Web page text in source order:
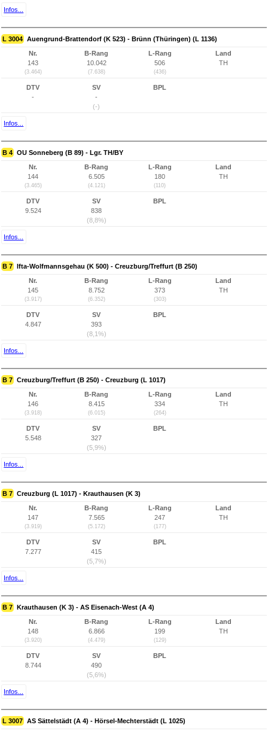
Infos...
L 3004 Auengrund-Brattendorf (K 523) - Brünn (Thüringen) (L 1136)
Nr.
143
(3.464)
B-Rang
10.042
(7.638)
L-Rang
506
(436)
Land
TH
DTV
-
SV
-
(-)
BPL
Infos...
B 4 OU Sonneberg (B 89) - Lgr. TH/BY
Nr.
144
(3.465)
B-Rang
6.505
(4.121)
L-Rang
180
(110)
Land
TH
DTV
9.524
SV
838
(8,8%)
BPL
Infos...
B 7 Ifta-Wolfmannsgehau (K 500) - Creuzburg/Treffurt (B 250)
Nr.
145
(3.917)
B-Rang
8.752
(6.352)
L-Rang
373
(303)
Land
TH
DTV
4.847
SV
393
(8,1%)
BPL
Infos...
B 7 Creuzburg/Treffurt (B 250) - Creuzburg (L 1017)
Nr.
146
(3.918)
B-Rang
8.415
(6.015)
L-Rang
334
(264)
Land
TH
DTV
5.548
SV
327
(5,9%)
BPL
Infos...
B 7 Creuzburg (L 1017) - Krauthausen (K 3)
Nr.
147
(3.919)
B-Rang
7.565
(5.172)
L-Rang
247
(177)
Land
TH
DTV
7.277
SV
415
(5,7%)
BPL
Infos...
B 7 Krauthausen (K 3) - AS Eisenach-West (A 4)
Nr.
148
(3.920)
B-Rang
6.866
(4.479)
L-Rang
199
(129)
Land
TH
DTV
8.744
SV
490
(5,6%)
BPL
Infos...
L 3007 AS Sättelstädt (A 4) - Hörsel-Mechterstädt (L 1025)